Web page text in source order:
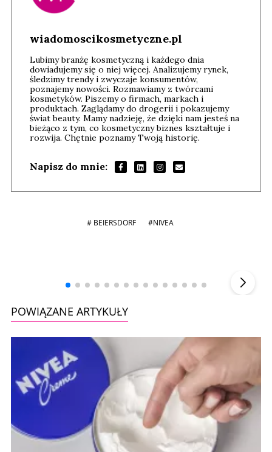
wiadomoscikosmetyczne.pl
Lubimy branżę kosmetyczną i każdego dnia
dowiadujemy się o niej więcej. Analizujemy rynek,
śledzimy trendy i zwyczaje konsumentów,
poznajemy nowości. Rozmawiamy z twórcami
kosmetyków. Piszemy o firmach, markach i
produktach. Zaglądamy do drogerii i pokazujemy
świat beauty. Mamy nadzieję, że dzięki nam jesteś na
bieżąco z tym, co kosmetyczny biznes kształtuje i
rozwija. Chętnie poznamy Twoją historię.
Napisz do mnie:
# BEIERSDORF #NIVEA
POWIĄZANE ARTYKUŁY